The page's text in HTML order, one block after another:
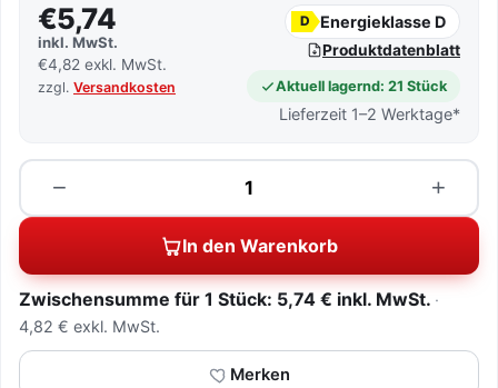
€5,74
inkl. MwSt.
€4,82 exkl. MwSt.
zzgl. Versandkosten
D Energieklasse D
Produktdatenblatt
Aktuell lagernd: 21 Stück
Lieferzeit 1–2 Werktage*
−
Menge +
In den Warenkorb
Zwischensumme für 1 Stück: 5,74 € inkl. MwSt.
4,82 € exkl. MwSt.
Merken